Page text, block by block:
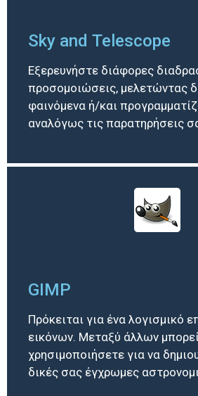
Sky and Telescope
Εξερευνήστε διάφορες
προσομοιώσεις, μελετώντας
φαινόμενα ή/και
αναλόγως τις παρατηρήσεις
GIMP
Πρόκειται για ένα λογισμικό
εικόνων. Μεταξύ άλλων
χρησιμοποιήσετε για να
δικές σας έγχρωμες